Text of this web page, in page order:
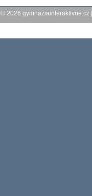
© 2026 gymnaziainteraktivne.cz